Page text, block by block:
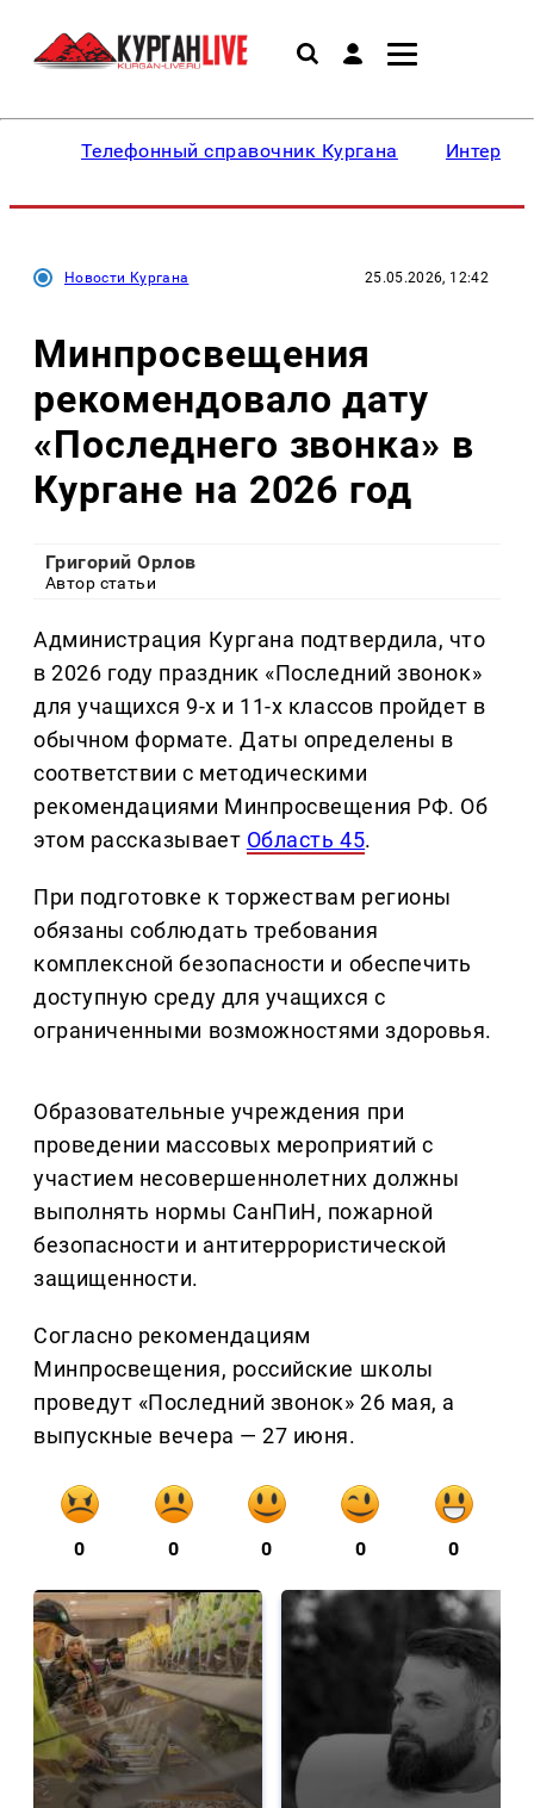
Телефонный справочник Кургана
Новости Кургана 25.05.2026, 12:42
Минпросвещения
рекомендовало дату
«Последнего звонка» в
Кургане на 2026 год
Григорий Орлов
Автор статьи
Администрация Кургана подтвердила, что
в 2026 году праздник «Последний звонок»
для учащихся 9-х и 11-х классов пройдет в
обычном формате. Даты определены в
соответствии с методическими
рекомендациями Минпросвещения РФ. Об
этом рассказывает Область 45.
При подготовке к торжествам регионы
обязаны соблюдать требования
комплексной безопасности и обеспечить
доступную среду для учащихся с
ограниченными возможностями здоровья.
Образовательные учреждения при
проведении массовых мероприятий с
участием несовершеннолетних должны
выполнять нормы СанПиН, пожарной
безопасности и антитеррористической
защищенности.
Согласно рекомендациям
Минпросвещения, российские школы
проведут «Последний звонок» 26 мая, а
выпускные вечера — 27 июня.
0 0 0 0 0